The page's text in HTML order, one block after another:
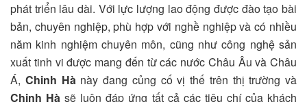
phát triển lâu dài. Với lực lượng lao động được đào tạo bài
bản, chuyên nghiệp, phù hợp với nghề nghiệp và có nhiều
năm kinh nghiệm chuyên môn, cũng như công nghệ sản
xuất tinh vi được mang đến từ các nước Châu Âu và Châu
Á, Chinh Hànày đang củng cố vị thế trên thị trường và
Chinh Hà sẽ luôn đáp ứng tất cả các tiêu chí của khách